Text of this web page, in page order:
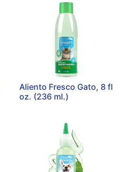
Aliento Fresco Gato, 8 fl
oz. (236 ml.)